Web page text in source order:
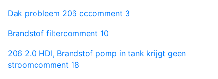
Dak probleem 206 cccomment 3
Brandstof filtercomment 10
206 2.0 HDI, Brandstof pomp in tank krijgt geen
stroomcomment 18